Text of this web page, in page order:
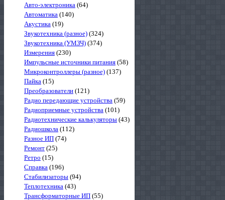
Авто-электроника (64)
Автоматика (140)
Акустика (19)
Звукотехника (разное) (324)
Звукотехника (УМЗЧ) (374)
Измерения (230)
Импульсные источники питания (58)
Микроконтроллеры (разное) (137)
Пайка (15)
Преобразователи (121)
Радио передающие устройства (59)
Радиоприемные устройства (101)
Радиотехнические калькуляторы (43)
Радиошкола (112)
Разное ИП (74)
Ремонт (25)
Ретро (15)
Справка (196)
Стабилизаторы (94)
Теплотехника (43)
Трансформаторные ИП (55)